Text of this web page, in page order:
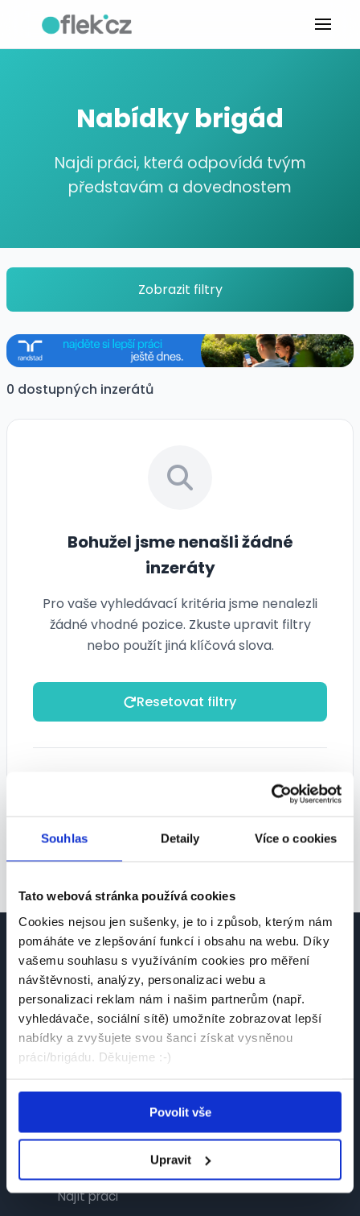
Souhlas Detaily Více o cookies
Tato webová stránka používá cookies
Cookies nejsou jen sušenky, je to i způsob, kterým nám
pomáháte ve zlepšování funkcí i obsahu na webu. Díky
vašemu souhlasu s využíváním cookies pro měření
návštěvnosti, analýzy, personalizaci webu a
personalizaci reklam nám i našim partnerům (např.
vyhledávače, sociální sítě) umožníte zobrazovat lepší
nabídky a zvyšujete svou šanci získat vysněnou
práci/brigádu. Děkujeme :-)
Povolit vše
Upravit
Nabídky brigád
Najdi práci, která odpovídá tvým
představám a dovednostem
Zobrazit filtry
0 dostupných inzerátů
Bohužel jsme nenašli žádné
inzeráty
Pro vaše vyhledávací kritéria jsme nenalezli
žádné vhodné pozice. Zkuste upravit filtry
nebo použít jiná klíčová slova.
Resetovat filtry
• Rozšiřte geografické vyhledávání
Česká platforma pro hledání práce a talentů.
Spojujeme kandidáty se zaměstnavateli.
Najít práci